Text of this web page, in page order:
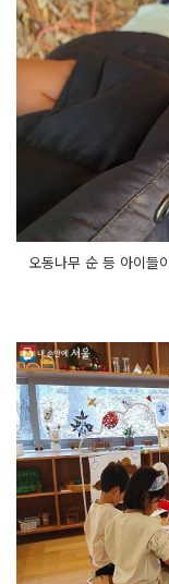
오동나무 순 등 아이들